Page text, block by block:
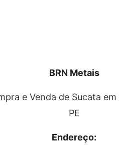
BRN Metais
e Venda de Sucata em
PE
Endereço: